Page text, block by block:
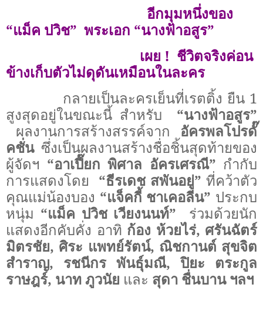
อีกมุมหนึ่งของ
“แม็ค ปวิช” พระเอก “นางฟ้าอสูร”
เผย ! ชีวิตจริงค่อน
ข้างเก็บตัวไม่ดุดันเหมือนในละคร
กลายเป็นละครเย็นที่เรตติ้ง ยืน 1
สูงสุดอยู่ในขณะนี้ สำหรับ
“นางฟ้าอสูร”
ผลงานการสร้างสรรค์จาก อัครพลโปรดั๊
คชั่นซึ่งเป็นผลงานสร้างชื่อชิ้นสุดท้ายของ
ผู้จัดฯ “อาเปี๊ยก พิศาล อัครเศรณี” กำกับ
การแสดงโดย “ธีรเดช สพันอยู่” ที่คว้าตัว
คุณแม่น้องบอง “แจ็คกี้ ชาเคอลีน” ประกบ
หนุ่ม “แม็ค ปวิช เวียงนนท์”
ร่วมด้วยนัก
แสดงอีกคับคั่ง อาทิ ก้อง ห้วยไร่, ศรันฉัตร์
มิตรชัย, ศิระ แพทย์รัตน์, ณิชกานต์ สุขจิต
สำราญ, รชนีกร พันธุ์มณี, ปิยะ ตระกูล
ราษฎร์, นาท ภูวนัย และ สุดา ชื่นบาน ฯลฯ